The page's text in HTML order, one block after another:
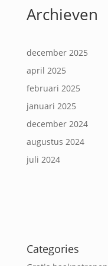
Archieven
december 2025
april 2025
februari 2025
januari 2025
december 2024
augustus 2024
juli 2024
Categories